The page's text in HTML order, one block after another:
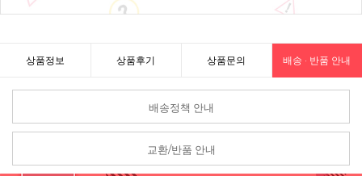
상품정보 상품후기 상품문의 배송 · 반품 안내
배송정책 안내
교환/반품 안내